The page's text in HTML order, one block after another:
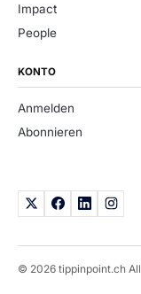
Impact
People
KONTO
Anmelden
Abonnieren
© 2026 tippinpoint.ch